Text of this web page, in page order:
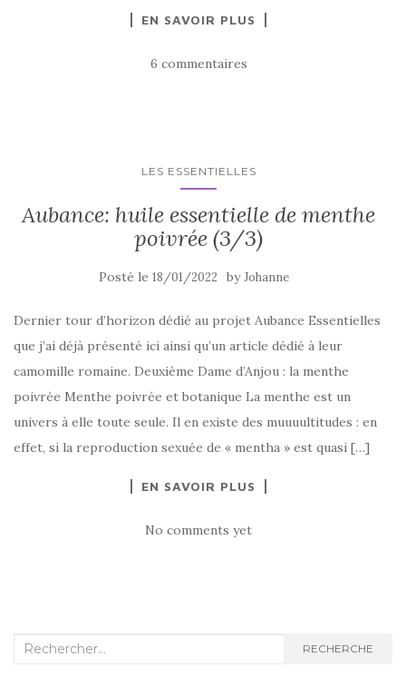
EN SAVOIR PLUS
6 commentaires
LES ESSENTIELLES
Aubance: huile essentielle de menthe
poivrée (3/3)
Posté le 18/01/2022 byJohanne
Dernier tour d’horizon dédié au projet Aubance Essentielles
que j’ai déjà présenté ici ainsi qu’un article dédié à leur
camomille romaine. Deuxième Dame d’Anjou : la menthe
poivrée Menthe poivrée et botanique La menthe est un
univers à elle toute seule. Il en existe des muuuultitudes : en
effet, si la reproduction sexuée de « mentha » est quasi […]
EN SAVOIR PLUS
No comments yet
Recherche
RECHERCHE